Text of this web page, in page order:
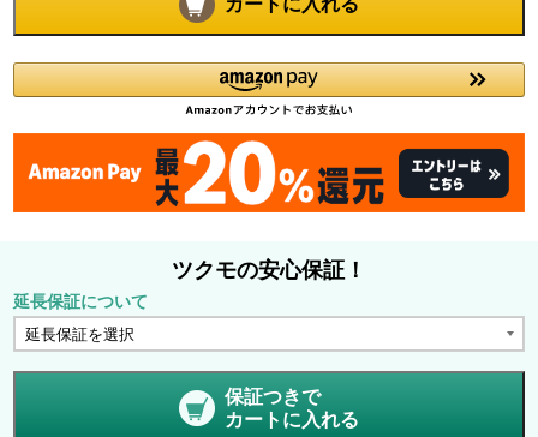
カートに入れる
ツクモの安心保証！
延長保証について
保証つきで
カートに入れる